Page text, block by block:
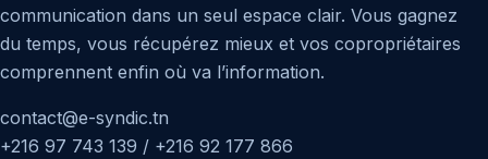
communication dans un seul espace clair. Vous gagnez
du temps, vous récupérez mieux et vos copropriétaires
comprennent enfin où va l’information.
contact@e-syndic.tn
+216 97 743 139 / +216 92 177 866